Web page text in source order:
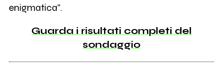
enigmatica".
Guarda i risultati completi del
sondaggio